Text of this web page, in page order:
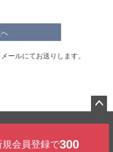
ールにてお送りします。
規会員登録で300